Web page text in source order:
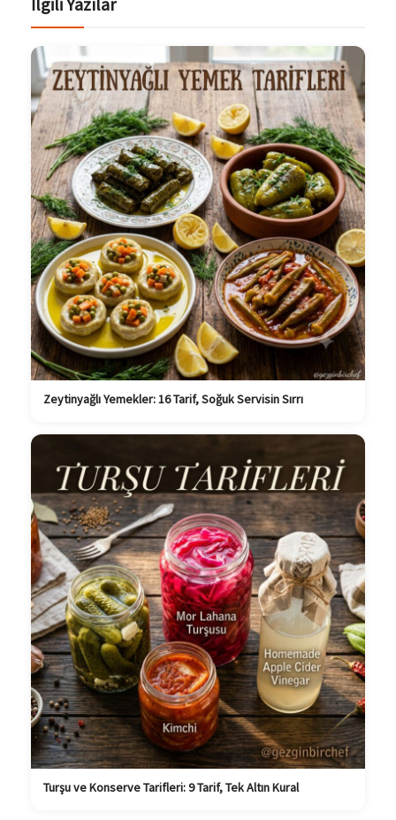
Zeytinyağlı Yemekler: 16 Tarif, Soğuk Servisin Sırrı
Turşu ve Konserve Tarifleri: 9 Tarif, Tek Altın Kural